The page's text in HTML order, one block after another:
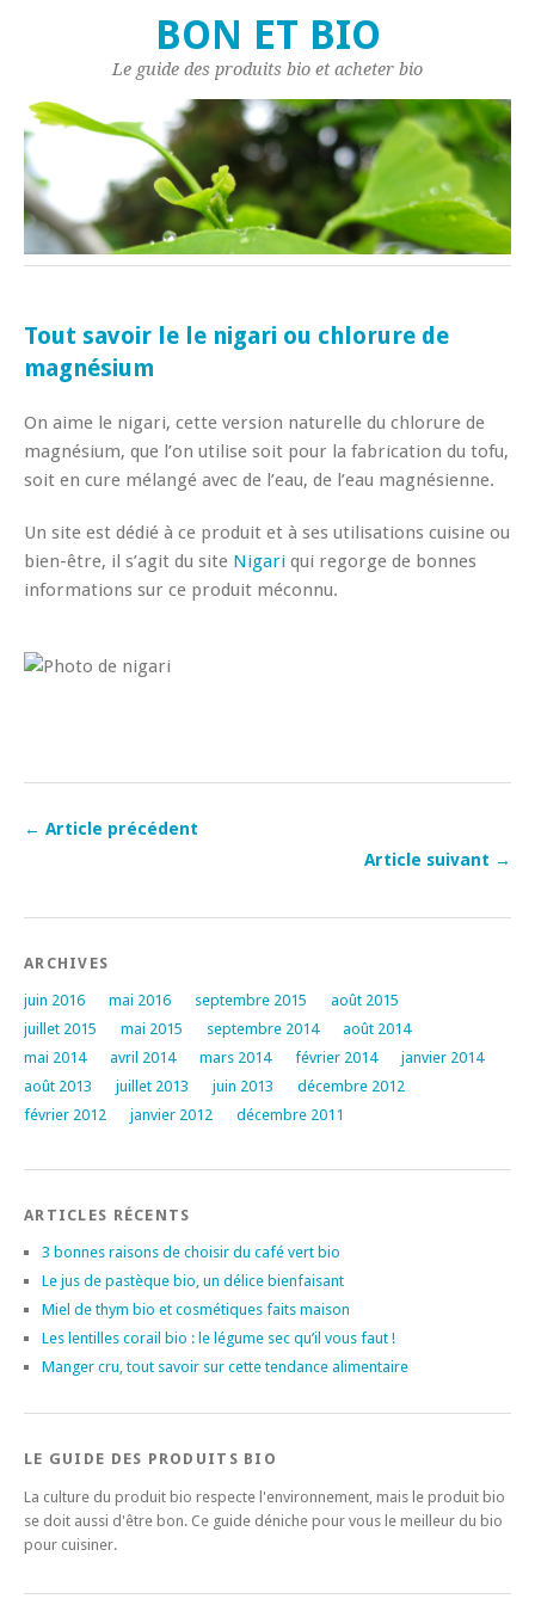
BON ET BIO
Le guide des produits bio et acheter bio
Tout savoir le le nigari ou chlorure de
magnésium
On aime le nigari, cette version naturelle du chlorure de
magnésium, que l’on utilise soit pour la fabrication du tofu,
soit en cure mélangé avec de l’eau, de l’eau magnésienne.
Un site est dédié à ce produit et à ses utilisations cuisine ou
bien-être, il s’agit du site Nigari qui regorge de bonnes
informations sur ce produit méconnu.
← Article précédent
Article suivant →
ARCHIVES
juin 2016 mai 2016 septembre 2015
août 2015
juillet 2015
mai 2015 septembre 2014
août 2014
mai 2014
avril 2014 mars 2014 février 2014
janvier 2014
août 2013
juillet 2013 juin 2013
décembre 2012
février 2012
janvier 2012 décembre 2011
ARTICLES RÉCENTS
3 bonnes raisons de choisir du café vert bio
Le jus de pastèque bio, un délice bienfaisant
Miel de thym bio et cosmétiques faits maison
Les lentilles corail bio : le légume sec qu’il vous faut !
Manger cru, tout savoir sur cette tendance alimentaire
LE GUIDE DES PRODUITS BIO
La culture du produit bio respecte l'environnement, mais le produit bio
se doit aussi d'être bon. Ce guide déniche pour vous le meilleur du bio
pour cuisiner.